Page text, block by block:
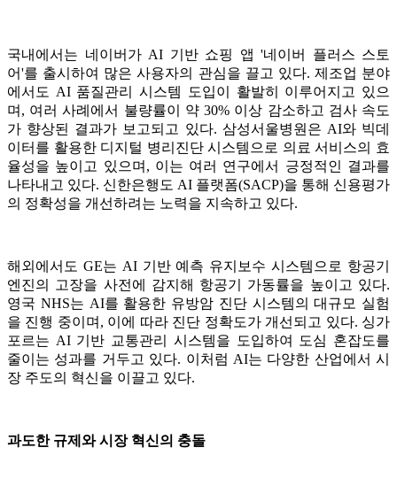
국내에서는 네이버가 AI 기반 쇼핑 앱 '네이버 플러스 스토
어'를 출시하여 많은 사용자의 관심을 끌고 있다. 제조업 분야
에서도 AI 품질관리 시스템 도입이 활발히 이루어지고 있으
며, 여러 사례에서 불량률이 약 30% 이상 감소하고 검사 속도
가 향상된 결과가 보고되고 있다. 삼성서울병원은 AI와 빅데
이터를 활용한 디지털 병리진단 시스템으로 의료 서비스의 효
율성을 높이고 있으며, 이는 여러 연구에서 긍정적인 결과를
나타내고 있다. 신한은행도 AI 플랫폼(SACP)을 통해 신용평가
의 정확성을 개선하려는 노력을 지속하고 있다.
해외에서도 GE는 AI 기반 예측 유지보수 시스템으로 항공기
엔진의 고장을 사전에 감지해 항공기 가동률을 높이고 있다.
영국 NHS는 AI를 활용한 유방암 진단 시스템의 대규모 실험
을 진행 중이며, 이에 따라 진단 정확도가 개선되고 있다. 싱가
포르는 AI 기반 교통관리 시스템을 도입하여 도심 혼잡도를
줄이는 성과를 거두고 있다. 이처럼 AI는 다양한 산업에서 시
장 주도의 혁신을 이끌고 있다.
과도한 규제와 시장 혁신의 충돌